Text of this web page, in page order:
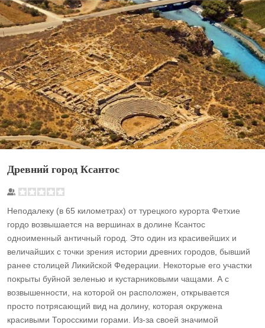
Древний город Ксантос
Неподалеку (в 65 километрах) от турецкого курорта Фетхие
гордо возвышается на вершинах в долине Ксантос
одноименный античный город. Это один из красивейших и
величайших с точки зрения истории древних городов, бывший
ранее столицей Ликийской Федерации. Некоторые его участки
покрыты буйной зеленью и кустарниковыми чащами. А с
возвышенности, на которой он расположен, открывается
просто потрясающий вид на долину, которая окружена
красивыми Торосскими горами. Из-за своей значимой